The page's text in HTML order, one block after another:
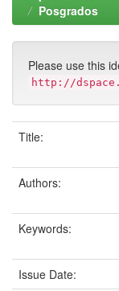
Posgrados
Please use this
http://
Title:
Authors:
Keywords:
Issue Date: